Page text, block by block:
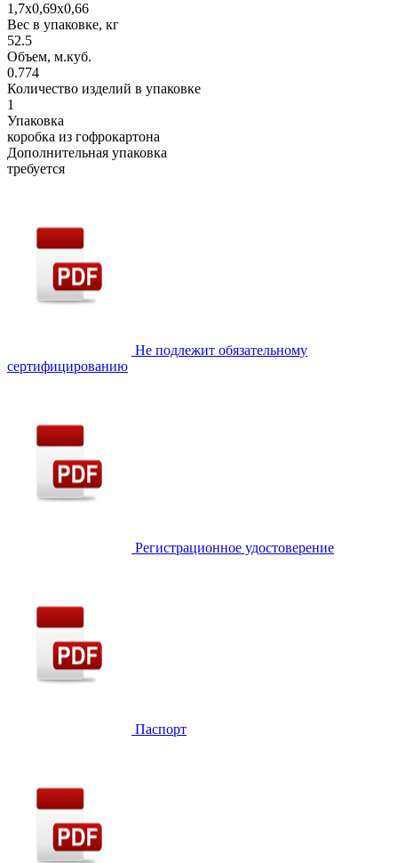
1,7х0,69х0,66
Вес в упаковке, кг
52.5
Объем, м.куб.
0.774
Количество изделий в упаковке
1
Упаковка
коробка из гофрокартона
Дополнительная упаковка
требуется
Не подлежит обязательному
сертифицированию
Регистрационное удостоверение
Паспорт